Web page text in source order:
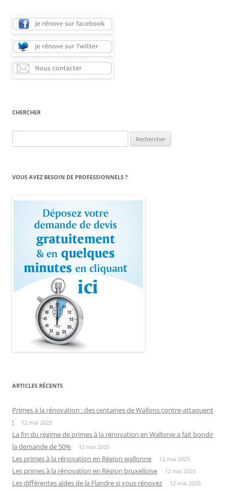
CHERCHER
VOUS AVEZ BESOIN DE PROFESSIONNELS ?
ARTICLES RÉCENTS
Primes à la rénovation : des centaines de Wallons contre-attaquent
!
12 mai 2025
La fin du régime de primes à la rénovation en Wallonie a fait bondir
la demande de 50%
12 mai 2025
Les primes à la rénovation en Région wallonne 12 mai 2025
Les primes à la rénovation en Région bruxelloise 12 mai 2025
Les différentes aides de la Flandre si vous rénovez 12 mai 2025